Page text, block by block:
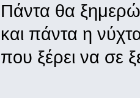
Πάντα θα
και πάντα η
που ξέρει να σε